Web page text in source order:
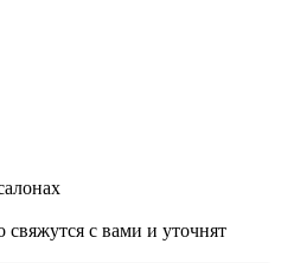
с вами и уточнят